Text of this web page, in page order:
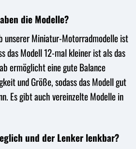
die Modelle?
unserer Miniatur-Motorradmodelle ist
das Modell 12-mal kleiner ist als das
ermöglicht eine gute Balance
und Größe, sodass das Modell gut
Es gibt auch vereinzelte Modelle in
und der Lenker lenkbar?